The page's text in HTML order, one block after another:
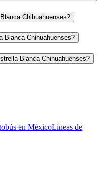
Chihuahuenses?
Blanca Chihuahuenses?
Blanca Chihuahuenses?
en MéxicoLíneas de